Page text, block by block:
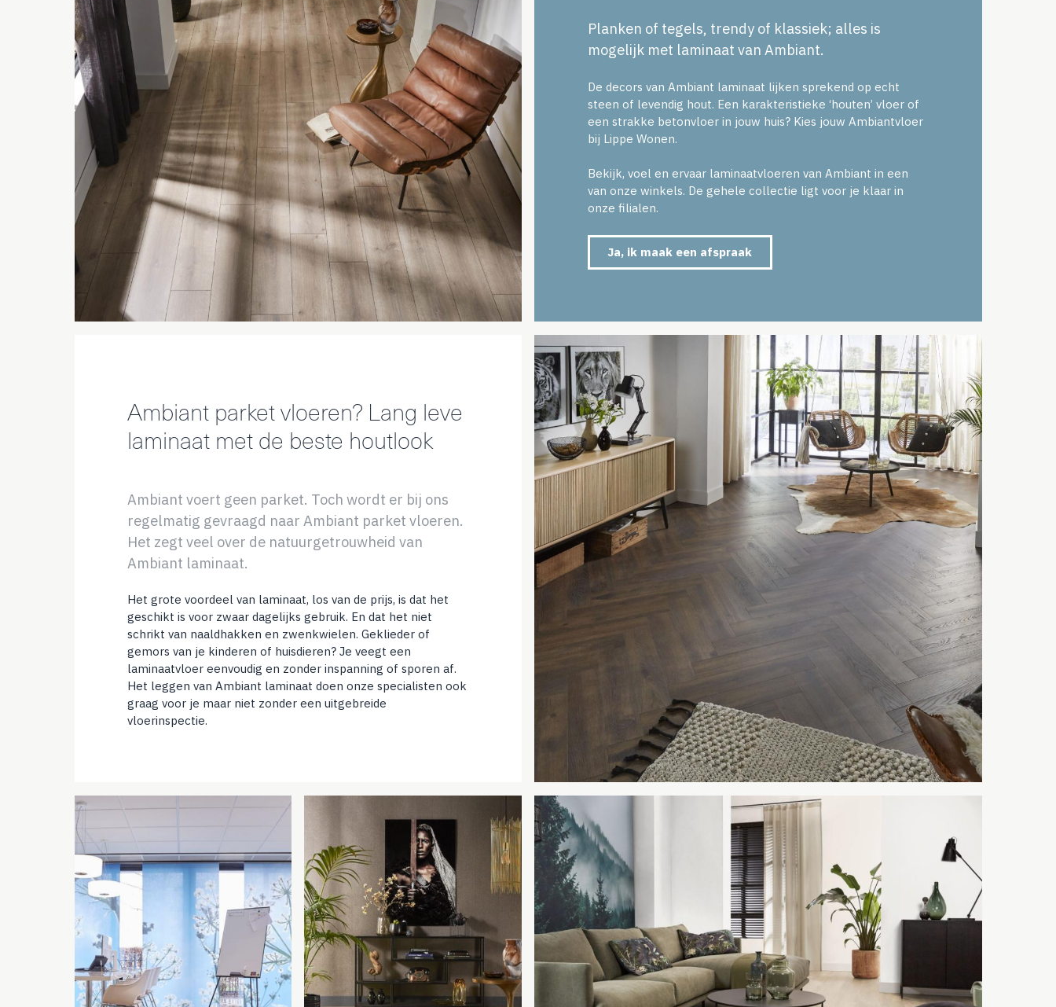
Planken of tegels, trendy of klassiek; alles is
mogelijk met laminaat van Ambiant.
De decors van Ambiant laminaat lijken sprekend op echt
steen of levendig hout. Een karakteristieke ‘houten’ vloer of
een strakke betonvloer in jouw huis? Kies jouw Ambiantvloer
bij Lippe Wonen.
Bekijk, voel en ervaar laminaatvloeren van Ambiant in een
van onze winkels. De gehele collectie ligt voor je klaar in
onze filialen.
Ja, ik maak een afspraak
Ambiant parket vloeren? Lang leve
laminaat met de beste houtlook
Ambiant voert geen parket. Toch wordt er bij ons
regelmatig gevraagd naar Ambiant parket vloeren.
Het zegt veel over de natuurgetrouwheid van
Ambiant laminaat.
Het grote voordeel van laminaat, los van de prijs, is dat het
geschikt is voor zwaar dagelijks gebruik. En dat het niet
schrikt van naaldhakken en zwenkwielen. Geklieder of
gemors van je kinderen of huisdieren? Je veegt een
laminaatvloer eenvoudig en zonder inspanning of sporen af.
Het leggen van Ambiant laminaat doen onze specialisten ook
graag voor je maar niet zonder een uitgebreide
vloerinspectie.